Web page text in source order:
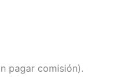
pagar comisión).